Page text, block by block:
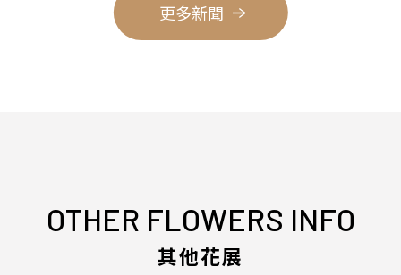
更多新聞
OTHER FLOWERS INFO
其他花展